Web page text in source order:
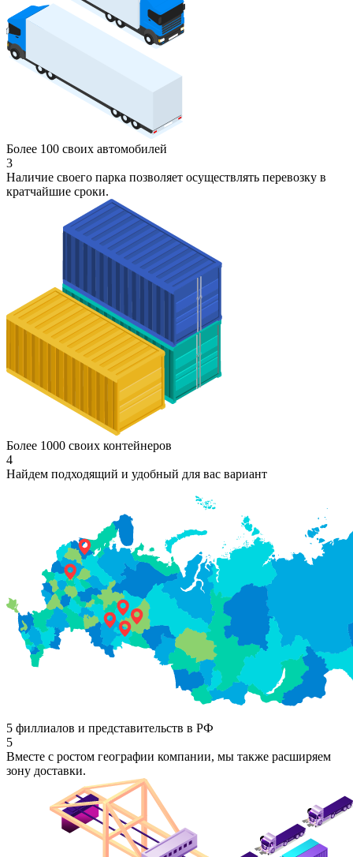
Более 100 своих автомобилей
3
Наличие своего парка позволяет осуществлять перевозку в
кратчайшие сроки.
Более 1000 своих контейнеров
4
Найдем подходящий и удобный для вас вариант
5 филлиалов и представительств в РФ
5
Вместе с ростом географии компании, мы также расширяем
зону доставки.